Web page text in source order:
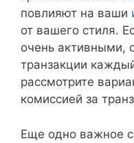
повлияют на ваши
от вашего стиля.
очень активными,
транзакции
рассмотрите
комиссией за
Еще одно важное